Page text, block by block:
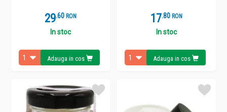
29.6 RON
In stoc
Adauga in cos
17.8 RON
In stoc
Adauga in cos